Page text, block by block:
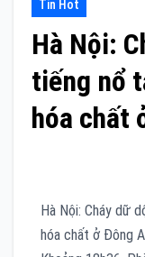
Tin Hot
Hà Nội:
tiếng nổ
hóa chất
Hà Nội: Cháy dữ
hóa chất ở Đông